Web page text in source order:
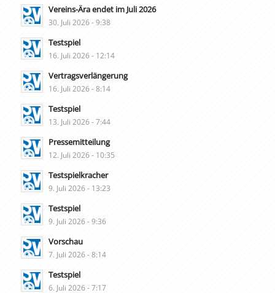
Vereins-Ära endet im Juli 2026
30. Juli 2026 - 9:38
Testspiel
16. Juli 2026 - 12:14
Vertragsverlängerung
16. Juli 2026 - 8:14
Testspiel
13. Juli 2026 - 7:44
Pressemitteilung
12. Juli 2026 - 10:35
Testspielkracher
9. Juli 2026 - 13:23
Testspiel
9. Juli 2026 - 9:36
Vorschau
7. Juli 2026 - 8:14
Testspiel
6. Juli 2026 - 7:17